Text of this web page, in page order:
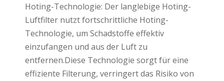
Hoting-Technologie: Der langlebige Hoting-
Luftfilter nutzt fortschrittliche Hoting-
Technologie, um Schadstoffe effektiv
einzufangen und aus der Luft zu
entfernen.Diese Technologie sorgt für eine
effiziente Filterung, verringert das Risiko von